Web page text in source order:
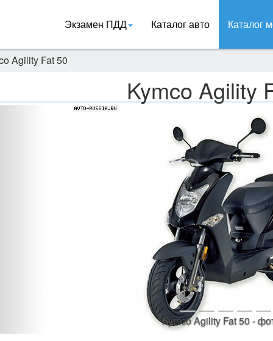
Экзамен ПДД Каталог авто Каталог
Agility Fat 50
Kymco Agility
Kymco Agility Fat 50 -